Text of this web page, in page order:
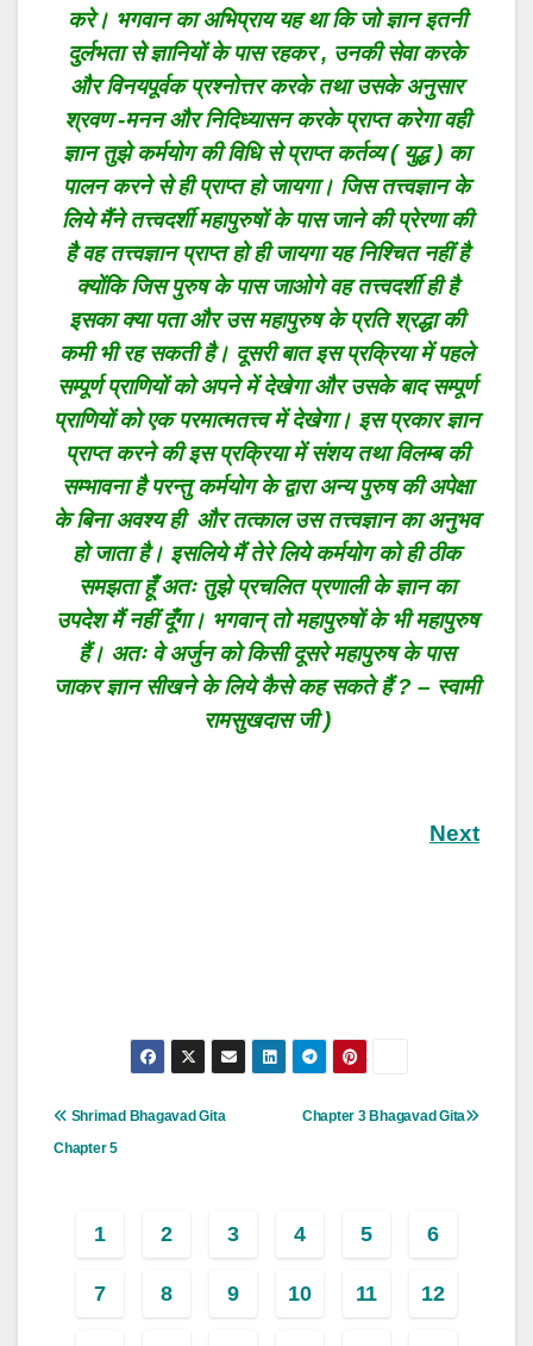
करे। भगवान का अभिप्राय यह था कि जो ज्ञान इतनी
दुर्लभता से ज्ञानियों के पास रहकर , उनकी सेवा करके
और विनयपूर्वक प्रश्नोत्तर करके तथा उसके अनुसार
श्रवण -मनन और निदिध्यासन करके प्राप्त करेगा वही
ज्ञान तुझे कर्मयोग की विधि से प्राप्त कर्तव्य ( युद्ध ) का
पालन करने से ही प्राप्त हो जायगा। जिस तत्त्वज्ञान के
लिये मैंने तत्त्वदर्शी महापुरुषों के पास जाने की प्रेरणा की
है वह तत्त्वज्ञान प्राप्त हो ही जायगा यह निश्चित नहीं है
क्योंकि जिस पुरुष के पास जाओगे वह तत्त्वदर्शी ही है
इसका क्या पता और उस महापुरुष के प्रति श्रद्धा की
कमी भी रह सकती है। दूसरी बात इस प्रक्रिया में पहले
सम्पूर्ण प्राणियों को अपने में देखेगा और उसके बाद सम्पूर्ण
प्राणियों को एक परमात्मतत्त्व में देखेगा। इस प्रकार ज्ञान
प्राप्त करने की इस प्रक्रिया में संशय तथा विलम्ब की
सम्भावना है परन्तु कर्मयोग के द्वारा अन्य पुरुष की अपेक्षा
के बिना अवश्य ही और तत्काल उस तत्त्वज्ञान का अनुभव
हो जाता है। इसलिये मैं तेरे लिये कर्मयोग को ही ठीक
समझता हूँ अतः तुझे प्रचलित प्रणाली के ज्ञान का
उपदेश मैं नहीं दूँगा। भगवान् तो महापुरुषों के भी महापुरुष
हैं। अतः वे अर्जुन को किसी दूसरे महापुरुष के पास
जाकर ज्ञान सीखने के लिये कैसे कह सकते हैं ? – स्वामी
रामसुखदास जी )
Next
Post
Chapter 3 Bhagavad Gita
Shrimad Bhagavad Gita
Chapter 5
1 2 3 4 5 6
7 8 9 10 11 12